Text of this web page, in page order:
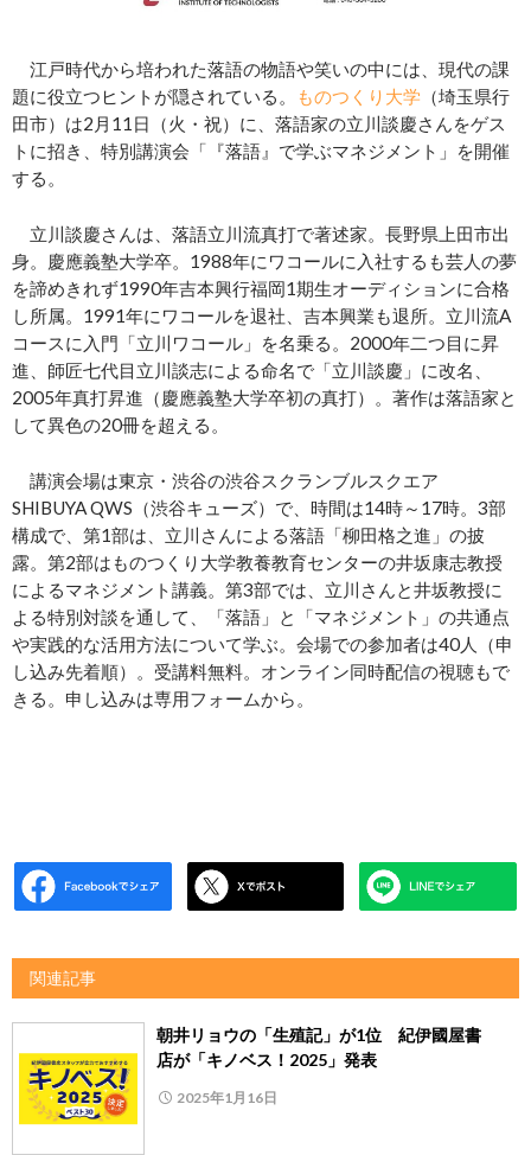
江戸時代から培われた落語の物語や笑いの中には、現代の課
題に役立つヒントが隠されている。
ものつくり大学 （埼玉県行
田市）は2月11日（火・祝）に、落語家の立川談慶さんをゲス
トに招き、特別講演会「『落語』で学ぶマネジメント」を開催
する。
立川談慶さんは、落語立川流真打で著述家。長野県上田市出
身。慶應義塾大学卒。1988年にワコールに入社するも芸人の夢
を諦めきれず1990年吉本興行福岡1期生オーディションに合格
し所属。1991年にワコールを退社、吉本興業も退所。立川流A
コースに入門「立川ワコール」を名乗る。2000年二つ目に昇
進、師匠七代目立川談志による命名で「立川談慶」に改名、
2005年真打昇進（慶應義塾大学卒初の真打）。著作は落語家と
して異色の20冊を超える。
講演会場は東京・渋谷の渋谷スクランブルスクエア
SHIBUYA QWS（渋谷キューズ）で、時間は14時～17時。3部
構成で、第1部は、立川さんによる落語「柳田格之進」の披
露。第2部はものつくり大学教養教育センターの井坂康志教授
によるマネジメント講義。第3部では、立川さんと井坂教授に
よる特別対談を通して、「落語」と「マネジメント」の共通点
や実践的な活用方法について学ぶ。会場での参加者は40人（申
し込み先着順）。受講料無料。オンライン同時配信の視聴もで
きる。申し込みは専用フォームから。
関連記事
朝井リョウの「生殖記」が1位 紀伊國屋書
店が「キノベス！2025」発表
2025年1月16日